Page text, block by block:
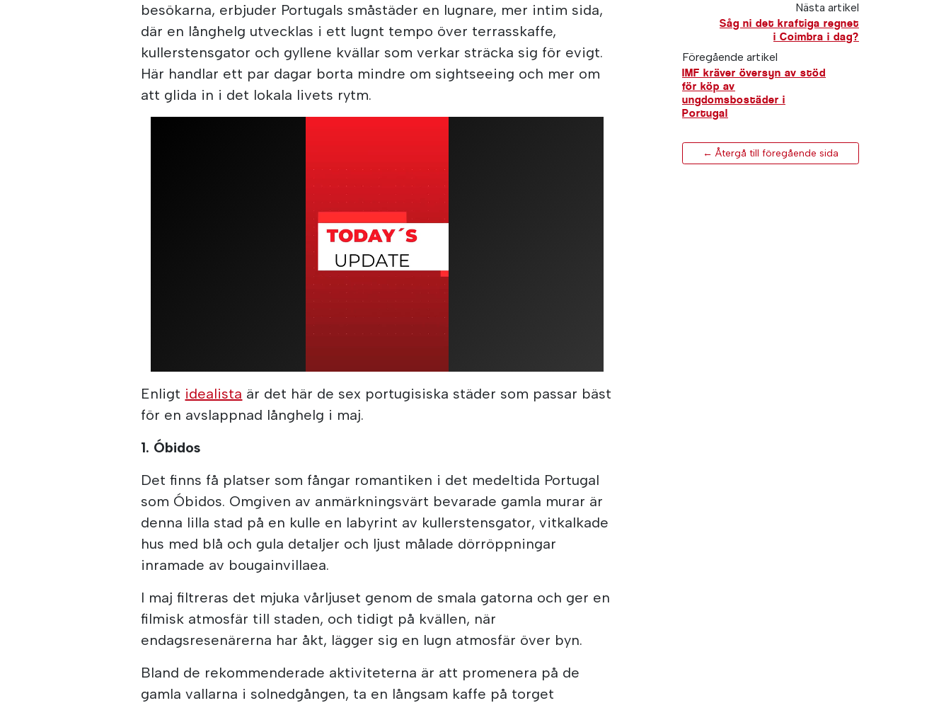
besökarna, erbjuder Portugals småstäder en lugnare, mer intim sida,
där en långhelg utvecklas i ett lugnt tempo över terrasskaffe,
kullerstensgator och gyllene kvällar som verkar sträcka sig för evigt.
Här handlar ett par dagar borta mindre om sightseeing och mer om
att glida in i det lokala livets rytm.
Enligt idealista är det här de sex portugisiska städer som passar bäst
för en avslappnad långhelg i maj.
1. Óbidos
Det finns få platser som fångar romantiken i det medeltida Portugal
som Óbidos. Omgiven av anmärkningsvärt bevarade gamla murar är
denna lilla stad på en kulle en labyrint av kullerstensgator, vitkalkade
hus med blå och gula detaljer och ljust målade dörröppningar
inramade av bougainvillaea.
I maj filtreras det mjuka vårljuset genom de smala gatorna och ger en
filmisk atmosfär till staden, och tidigt på kvällen, när
endagsresenärerna har åkt, lägger sig en lugn atmosfär över byn.
Bland de rekommenderade aktiviteterna är att promenera på de
gamla vallarna i solnedgången, ta en långsam kaffe på torget
Nästa artikel
Såg ni det kraftiga regnet
i Coimbra i dag?
Föregående artikel
IMF kräver översyn av stöd
för köp av
ungdomsbostäder i
Portugal
← Återgå till föregående sida